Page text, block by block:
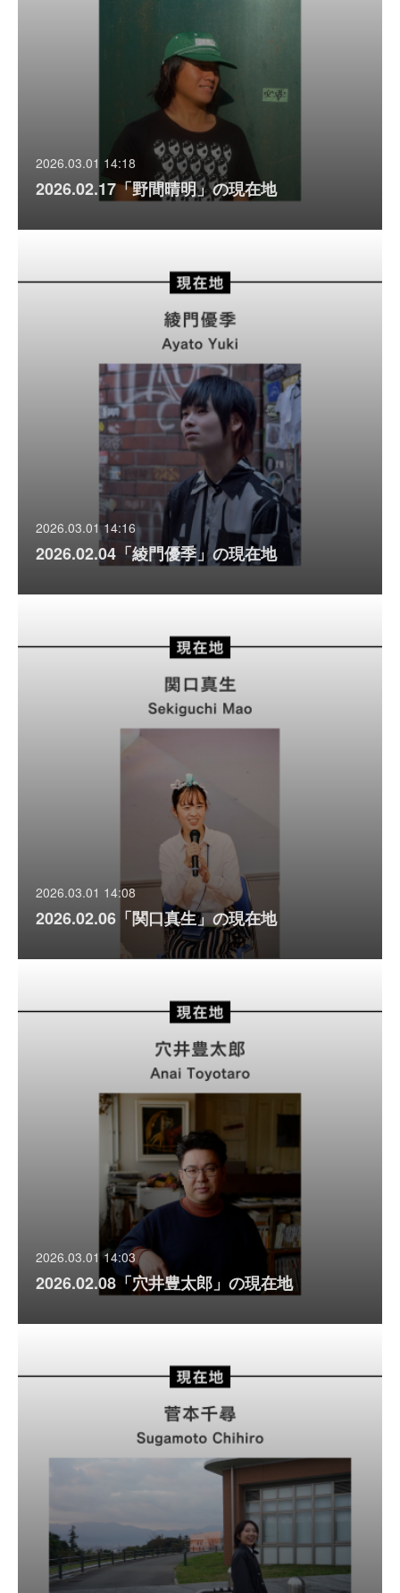
2026.03.01 14:18
2026.02.17「野間晴明」の現在地
2026.03.01 14:16
2026.02.04「綾門優季」の現在地
2026.03.01 14:08
2026.02.06「関口真生」の現在地
2026.03.01 14:03
2026.02.08「穴井豊太郎」の現在地